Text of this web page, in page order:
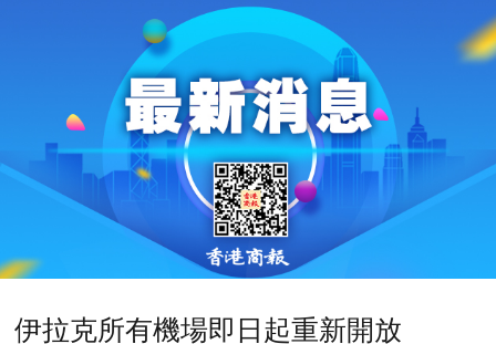
伊拉克所有機場即日起重新開放